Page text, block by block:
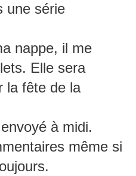
une série
nappe, il me
Elle sera
la fête de la
à midi.
même si